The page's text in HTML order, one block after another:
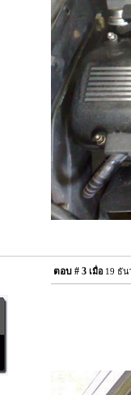
ตอบ # 3 เมื่อ 19 ธัน